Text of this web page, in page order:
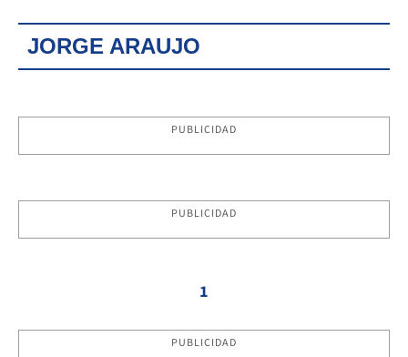
JORGE ARAUJO
PUBLICIDAD
PUBLICIDAD
1
PUBLICIDAD